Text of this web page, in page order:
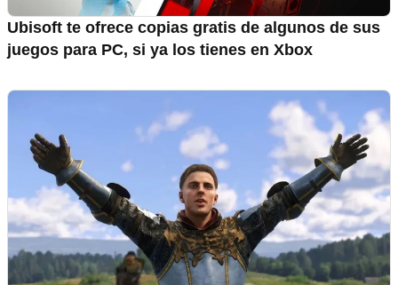
Ubisoft te ofrece copias gratis de algunos de sus
juegos para PC, si ya los tienes en Xbox